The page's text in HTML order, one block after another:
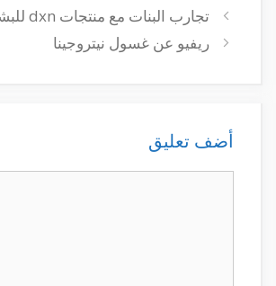
تجارب البنات مع منتجات dxn للبشره
ريفيو عن غسول نيتروجينا
أضف تعليق